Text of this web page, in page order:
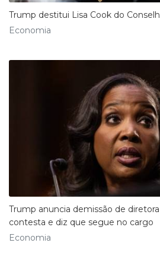
Trump destitui Lisa Cook do
Economia
Trump anuncia demissão de
contesta e diz que segue no cargo
Economia